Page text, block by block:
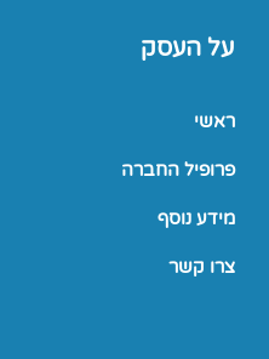
על העסק
ראשי
פרופיל החברה
מידע נוסף
צרו קשר